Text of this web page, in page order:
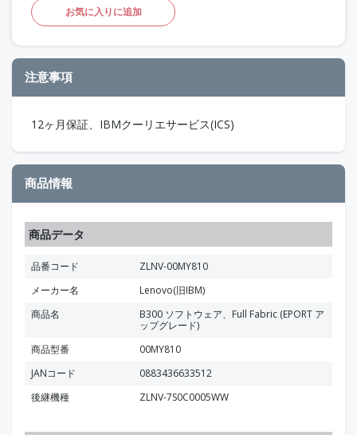
お気に入りに追加
注意事項
12ヶ月保証、IBMクーリエサービス(ICS)
商品情報
商品データ
品番コード
ZLNV-00MY810
メーカー名
Lenovo(旧IBM)
商品名
B300 ソフトウェア、Full Fabric (EPORT ア
ップグレード)
商品型番
00MY810
JANコード
0883436633512
後継機種
ZLNV-7S0C0005WW